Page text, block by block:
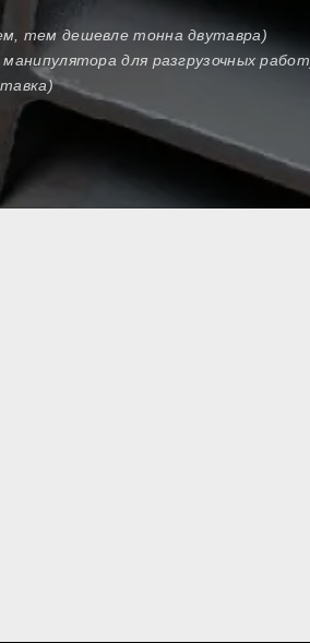
тем дешевле тонна двутавра)
для разгрузочных